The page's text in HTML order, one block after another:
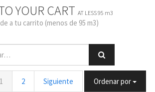
YOUR CART AT LESS 95 m3
a tu carrito (menos de 95 m3)
1 2 Siguiente Ordenar por